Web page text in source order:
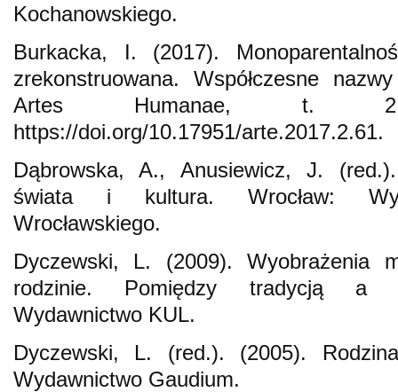
Kochanowskiego.
Burkacka, I. (2017).
zrekonstruowana. Współczesne
Artes Humanae, t.
https://doi.org/10.17951/arte.2017.2.61.
Dąbrowska, A., Anusiewicz, J.
świata i kultura. Wrocław:
Wrocławskiego.
Dyczewski, L. (2009). Wyobrażenia
rodzinie. Pomiędzy tradycją a
Wydawnictwo KUL.
Dyczewski, L. (red.). (2005).
Wydawnictwo Gaudium.